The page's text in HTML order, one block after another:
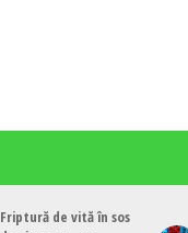
Friptură de vită în sos